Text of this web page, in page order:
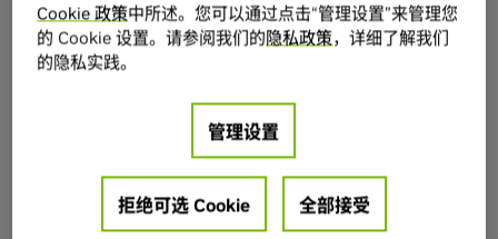
NVIDIA Blackwell GPU 架构
Cookie 政策中所述。您可以通过点击“管理设置”来管理您
的 Cookie 设置。请参阅我们的隐私政策，详细了解我们
的隐私实践。
管理设置
拒绝可选 Cookie 全部接受